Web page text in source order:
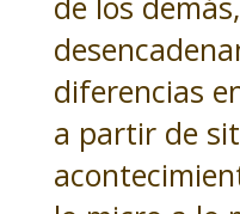
diferencias
a partir de